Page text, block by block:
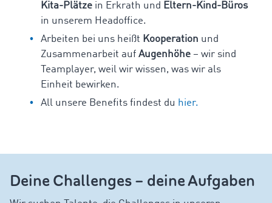
Kita-Plätze in Erkrath und Eltern-Kind-Büros
in unserem Headoffice.
Arbeiten bei uns heißt Kooperation und
Zusammenarbeit auf Augenhöhe – wir sind
Teamplayer, weil wir wissen, was wir als
Einheit bewirken.
All unsere Benefits findest du hier.
Deine Challenges – deine Aufgaben